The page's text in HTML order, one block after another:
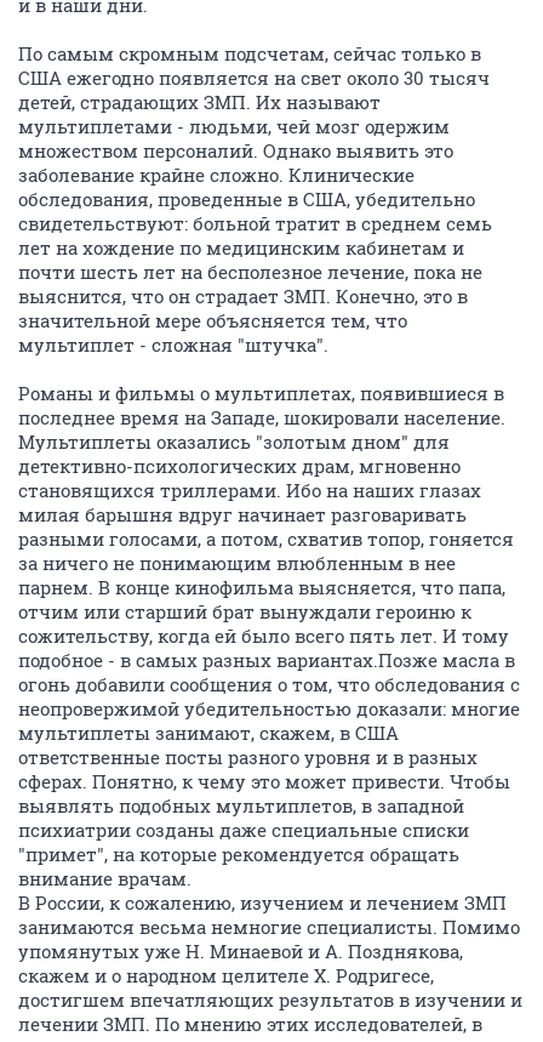
По самым скромным подсчетам, сейчас только в
США ежегодно появляется на свет около 30 тысяч
детей, страдающих ЗМП. Их называют
мультиплетами - людьми, чей мозг одержим
множеством персоналий. Однако выявить это
заболевание крайне сложно. Клинические
обследования, проведенные в США, убедительно
свидетельствуют: больной тратит в среднем семь
лет на хождение по медицинским кабинетам и
почти шесть лет на бесполезное лечение, пока не
выяснится, что он страдает ЗМП. Конечно, это в
значительной мере объясняется тем, что
мультиплет - сложная "штучка".
Романы и фильмы о мультиплетах, появившиеся в
последнее время на Западе, шокировали население.
Мультиплеты оказались "золотым дном" для
детективно-психологических драм, мгновенно
становящихся триллерами. Ибо на наших глазах
милая барышня вдруг начинает разговаривать
разными голосами, а потом, схватив топор, гоняется
за ничего не понимающим влюбленным в нее
парнем. В конце кинофильма выясняется, что папа,
отчим или старший брат вынуждали героиню к
сожительству, когда ей было всего пять лет. И тому
подобное - в самых разных вариантах.Позже масла в
огонь добавили сообщения о том, что обследования с
неопровержимой убедительностью доказали: многие
мультиплеты занимают, скажем, в США
ответственные посты разного уровня и в разных
сферах. Понятно, к чему это может привести. Чтобы
выявлять подобных мультиплетов, в западной
психиатрии созданы даже специальные списки
"примет", на которые рекомендуется обращать
внимание врачам.
В России, к сожалению, изучением и лечением ЗМП
занимаются весьма немногие специалисты. Помимо
упомянутых уже Н. Минаевой и А. Позднякова,
скажем и о народном целителе Х. Родригесе,
достигшем впечатляющих результатов в изучении и
лечении ЗМП. По мнению этих исследователей, в